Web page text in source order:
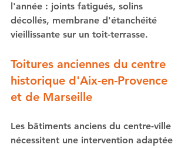
l'année : joints fatigués, solins
décollés, membrane d'étanchéité
vieillissante sur un toit-terrasse.
Toitures anciennes du centre
historique d'Aix-en-Provence
et de Marseille
Les bâtiments anciens du centre-ville
nécessitent une intervention adaptée